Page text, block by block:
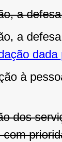
a
a
à
dos